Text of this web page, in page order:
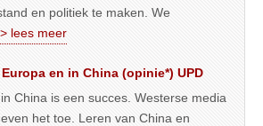
en politiek te maken. We
lees meer
en in China (opinie*) UPD
China is een succes. Westerse media
het toe. Leren van China en